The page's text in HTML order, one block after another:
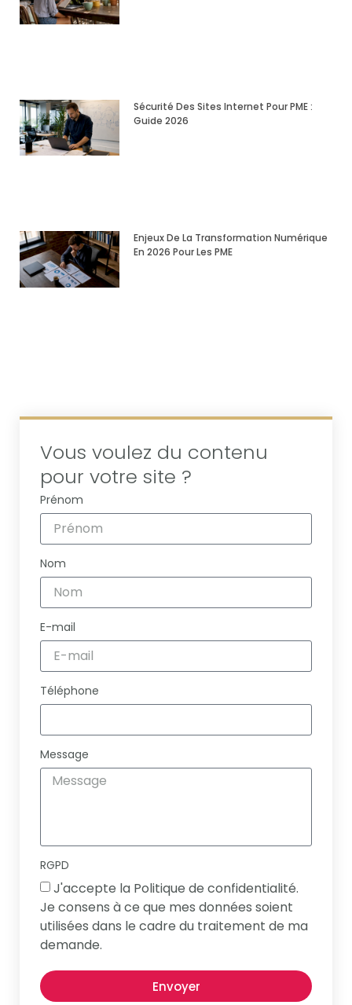
Sécurité Des Sites Internet Pour PME :
Guide 2026
Enjeux De La Transformation Numérique
En 2026 Pour Les PME
Vous voulez du contenu
pour votre site ?
Prénom
Nom
E-mail
Téléphone
Message
RGPD
J'accepte la Politique de confidentialité.
Je consens à ce que mes données soient
utilisées dans le cadre du traitement de ma
demande.
Envoyer